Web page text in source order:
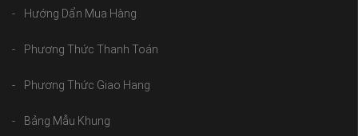
Hướng Dẩn Mua Hàng
Phương Thức Thanh Toán
Phương Thức Giao Hang
Bảng Mẫu Khung